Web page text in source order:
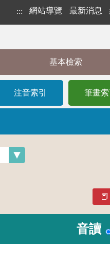
::: 網站導覽 最新消息
基本檢索
注音索引 筆畫索
音讀